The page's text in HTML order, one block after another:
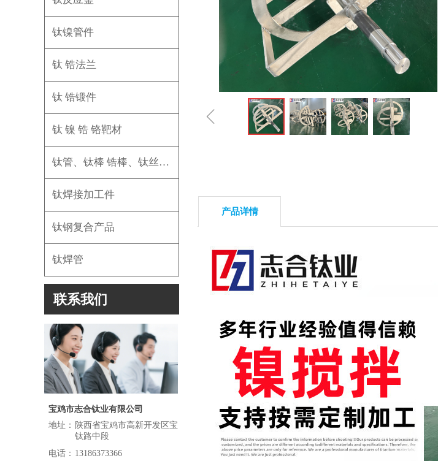
ꁆ
产品详情
联系我们
宝鸡市志合钛业有限公司
地址： 陕西省宝鸡市高新开发区宝
钛路中段
电话： 13186373366
钛镍管件
钛 锆法兰
钛 锆锻件
钛 镍 锆 铬靶材
钛管、钛棒 锆棒、钛丝 锆丝、钛板 锆板
钛焊接加工件
钛钢复合产品
钛焊管